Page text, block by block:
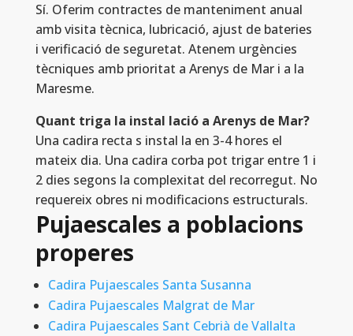
Sí. Oferim contractes de manteniment anual
amb visita tècnica, lubricació, ajust de bateries
i verificació de seguretat. Atenem urgències
tècniques amb prioritat a Arenys de Mar i a la
Maresme.
Quant triga la instal lació a Arenys de Mar?
Una cadira recta s instal la en 3-4 hores el
mateix dia. Una cadira corba pot trigar entre 1 i
2 dies segons la complexitat del recorregut. No
requereix obres ni modificacions estructurals.
Pujaescales a poblacions
properes
Cadira Pujaescales Santa Susanna
Cadira Pujaescales Malgrat de Mar
Cadira Pujaescales Sant Cebrià de Vallalta